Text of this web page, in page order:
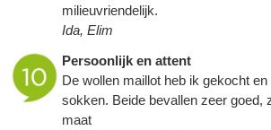
milieuvriendelijk.
Ida, Elim
Persoonlijk en attent
De wollen maillot heb ik gekocht
sokken. Beide bevallen zeer goed,
maat